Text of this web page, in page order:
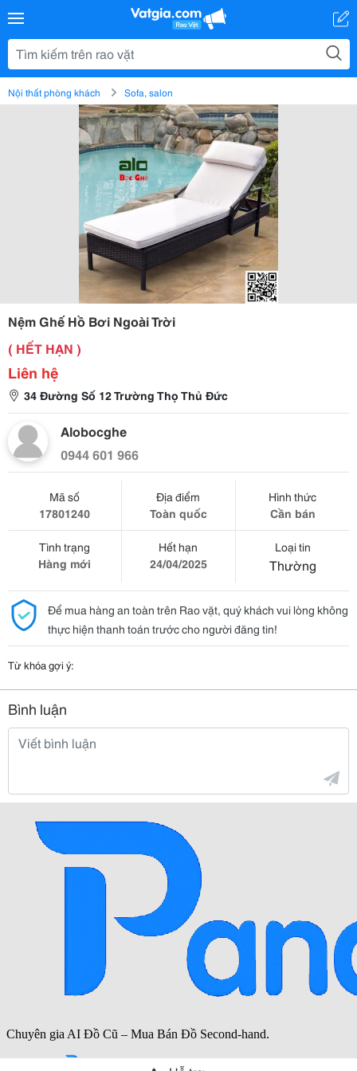
Nội thất phòng khách Sofa, salon
Nệm Ghế Hồ Bơi Ngoài Trời
( HẾT HẠN )
Liên hệ
34 Đường Số 12 Trường Thọ Thủ Đức
Alobocghe
0944 601 966
Mã số
17801240
Địa điểm
Toàn quốc
Hình thức
Cần bán
Tình trạng
Hàng mới
Hết hạn
24/04/2025
Loại tin
Thường
Để mua hàng an toàn trên Rao vặt, quý khách vui lòng không
thực hiện thanh toán trước cho người đăng tin!
Từ khóa gợi ý:
Bình luận